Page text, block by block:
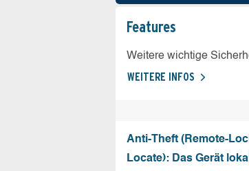
Features
Weitere wichtige
WEITERE INFOS
Anti-Theft (Remote-
Locate): Das Gerät